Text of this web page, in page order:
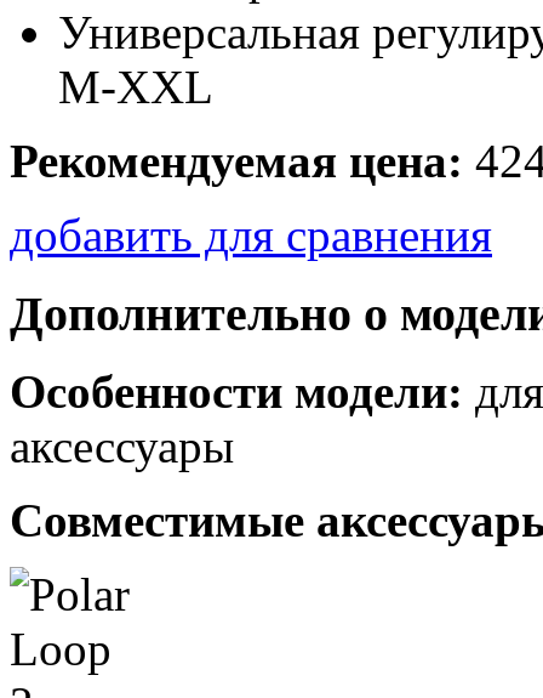
Универсальная
М-XXL
Рекомендуемая цена:
добавить для сравнения
Дополнительно о
Особенности модели:
аксессуары
Совместимые